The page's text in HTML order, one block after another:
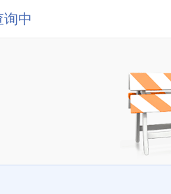
询中